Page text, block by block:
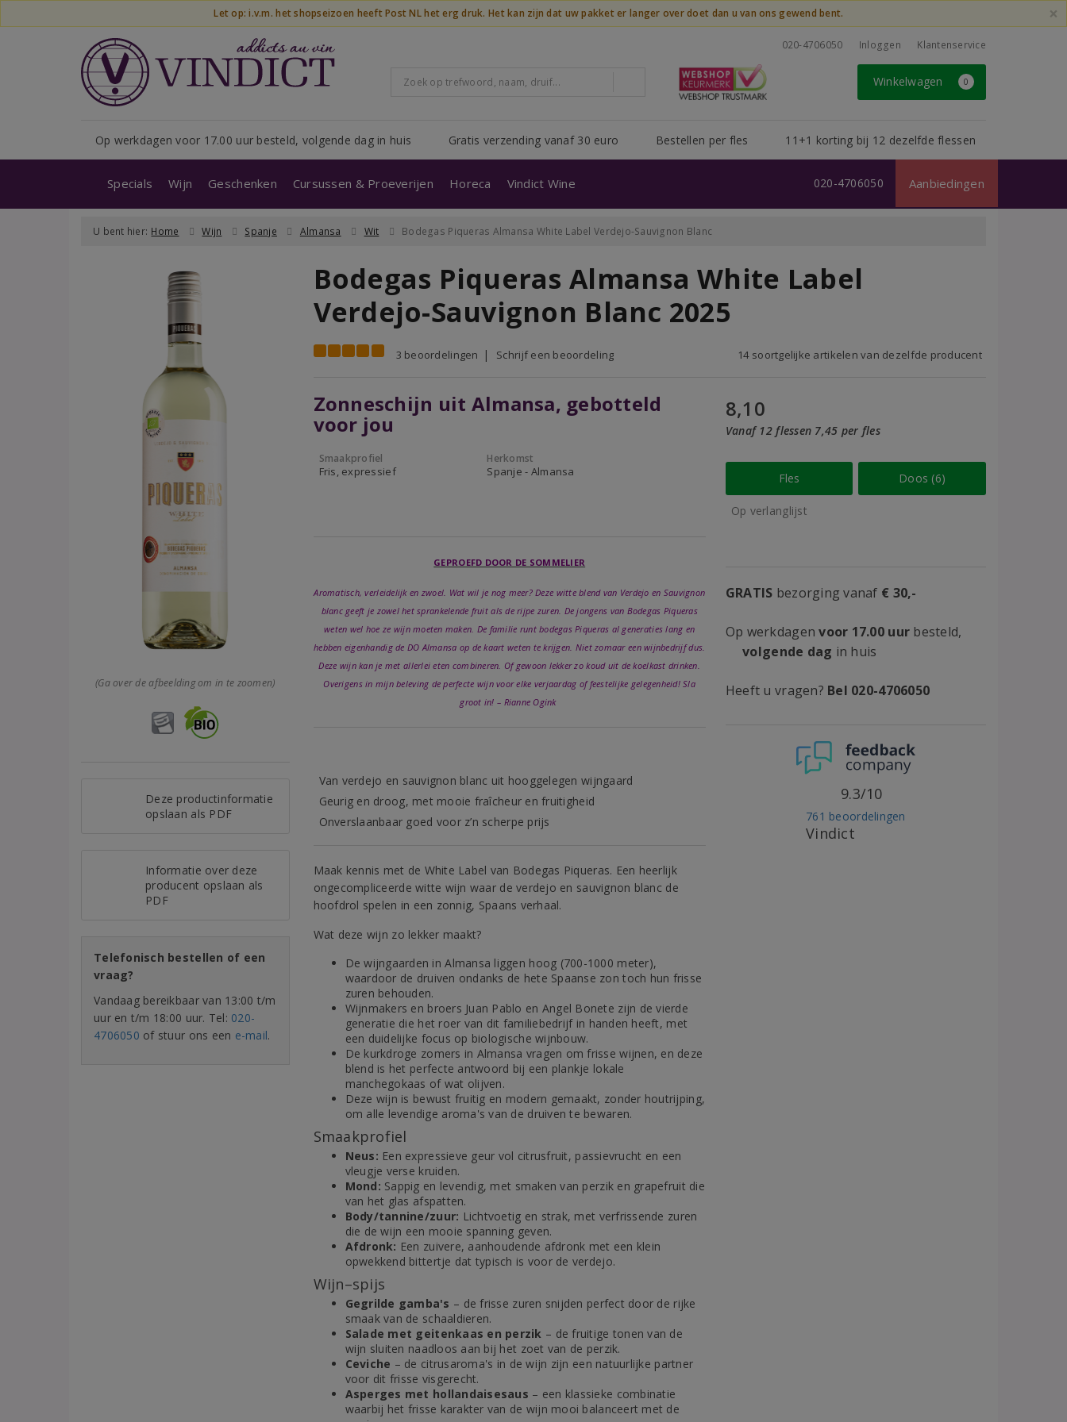
Let op: i.v.m. het shopseizoen heeft Post NL het erg druk. Het kan zijn dat uw pakket er langer over doet dan u van ons gewend bent. ×
020-4706050 Inloggen Klantenservice
Winkelwagen 0
Op werkdagen voor 17.00 uur besteld, volgende dag in huis Gratis verzending vanaf 30 euro Bestellen per fles 11+1 korting bij 12 dezelfde flessen
Specials Wijn Geschenken Cursussen & Proeverijen Horeca Vindict Wine Aanbiedingen
020-4706050
U bent hier: Home Wijn Spanje Almansa Wit Bodegas Piqueras Almansa White Label Verdejo-Sauvignon Blanc
(Ga over de afbeelding om in te zoomen)
Deze productinformatie
opslaan als PDF
Informatie over deze
producent opslaan als
PDF
Telefonisch bestellen of een
vraag?
Vandaag bereikbaar van 13:00 t/m
uur en t/m 18:00 uur. Tel: 020-
4706050 of stuur ons een e-mail.
Bodegas Piqueras Almansa White Label
Verdejo-Sauvignon Blanc 2025
3 beoordelingen Schrijf een beoordeling 14 soortgelijke artikelen van dezelfde producent
Zonneschijn uit Almansa, gebotteld
voor jou
Smaakprofiel
Fris, expressief
Herkomst
Spanje - Almansa
GEPROEFD DOOR DE SOMMELIER
Aromatisch, verleidelijk en zwoel. Wat wil je nog meer? Deze witte blend van Verdejo en Sauvignon
blanc geeft je zowel het sprankelende fruit als de rijpe zuren. De jongens van Bodegas Piqueras
weten wel hoe ze wijn moeten maken. De familie runt bodegas Piqueras al generaties lang en
hebben eigenhandig de DO Almansa op de kaart weten te krijgen. Niet zomaar een wijnbedrijf dus.
Deze wijn kan je met allerlei eten combineren. Of gewoon lekker zo koud uit de koelkast drinken.
Overigens in mijn beleving de perfecte wijn voor elke verjaardag of feestelijke gelegenheid! Sla
groot in! – Rianne Ogink
Van verdejo en sauvignon blanc uit hooggelegen wijngaard
Geurig en droog, met mooie fraîcheur en fruitigheid
Onverslaanbaar goed voor z’n scherpe prijs
Maak kennis met de White Label van Bodegas Piqueras. Een heerlijk
ongecompliceerde witte wijn waar de verdejo en sauvignon blanc de
hoofdrol spelen in een zonnig, Spaans verhaal.
Wat deze wijn zo lekker maakt?
De wijngaarden in Almansa liggen hoog (700-1000 meter),
waardoor de druiven ondanks de hete Spaanse zon toch hun frisse
zuren behouden.
Wijnmakers en broers Juan Pablo en Angel Bonete zijn de vierde
generatie die het roer van dit familiebedrijf in handen heeft, met
een duidelijke focus op biologische wijnbouw.
De kurkdroge zomers in Almansa vragen om frisse wijnen, en deze
blend is het perfecte antwoord bij een plankje lokale
manchegokaas of wat olijven.
Deze wijn is bewust fruitig en modern gemaakt, zonder houtrijping,
om alle levendige aroma's van de druiven te bewaren.
Smaakprofiel
Neus: Een expressieve geur vol citrusfruit, passievrucht en een
vleugje verse kruiden.
Mond: Sappig en levendig, met smaken van perzik en grapefruit die
van het glas afspatten.
Body/tannine/zuur: Lichtvoetig en strak, met verfrissende zuren
die de wijn een mooie spanning geven.
Afdronk: Een zuivere, aanhoudende afdronk met een klein
opwekkend bittertje dat typisch is voor de verdejo.
Wijn–spijs
Gegrilde gamba's – de frisse zuren snijden perfect door de rijke
smaak van de schaaldieren.
Salade met geitenkaas en perzik – de fruitige tonen van de
wijn sluiten naadloos aan bij het zoet van de perzik.
Ceviche – de citrusaroma's in de wijn zijn een natuurlijke partner
voor dit frisse visgerecht.
Asperges met hollandaisesaus – een klassieke combinatie
waarbij het frisse karakter van de wijn mooi balanceert met de
8,10
Vanaf 12 flessen 7,45 per fles
Fles Doos (6)
Op verlanglijst
GRATIS bezorging vanaf € 30,-
Op werkdagenvoor 17.00 uur besteld,
volgende dag in huis
Heeft u vragen? Bel 020-4706050
Vindict
761 beoordelingen
9.3/10